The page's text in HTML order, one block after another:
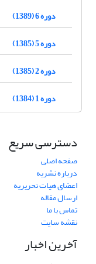
دوره 6 (1389)
دوره 5 (1385)
دوره 2 (1385)
دوره 1 (1384)
دسترسی سریع
صفحه اصلی
درباره نشریه
اعضای هیات تحریریه
ارسال مقاله
تماس با ما
نقشه سایت
آخرین اخبار